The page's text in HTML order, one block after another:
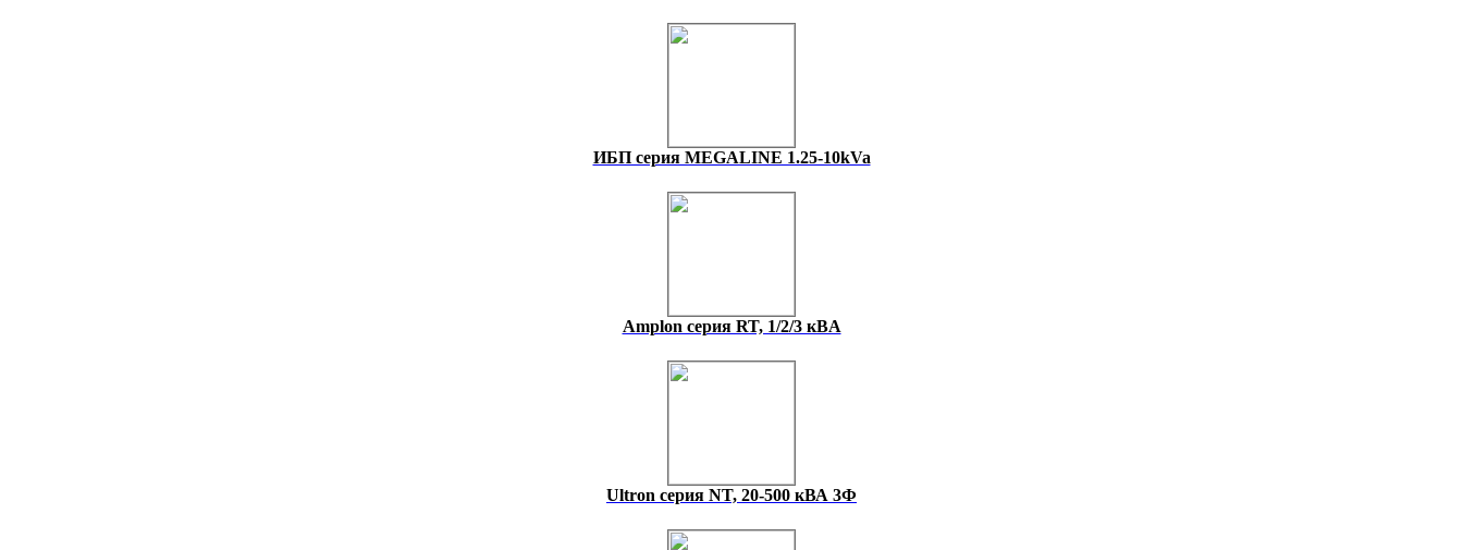
ИБП серия MEGALINE 1.25-10kVa
Amplon cерия RT, 1/2/3 кВA
Ultron серия NT, 20-500 кВА 3Ф